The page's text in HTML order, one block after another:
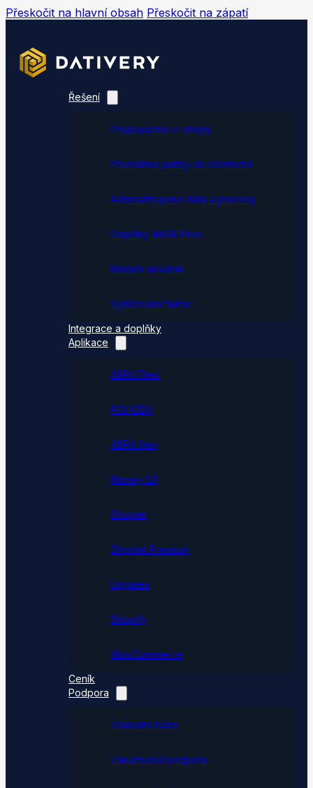
Přeskočit na hlavní obsah Přeskočit na zápatí
Řešení
Propojujeme e-shopy
Přenášíme platby do účetnictví
Automatizujeme data a procesy
Doplňky ABRA Flexi
Mobilní skladník
Vytěžování faktur
Integrace a doplňky
Aplikace
ABRA Flexi
POHODA
ABRA Gen
Money S3
Shoptet
Shoptet Premium
Upgates
Shopify
WooCommerce
Ceník
Podpora
Znalostní báze
Zákaznická podpora